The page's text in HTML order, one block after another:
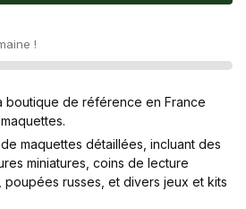
!
boutique de référence en France
maquettes détaillées, incluant des
miniatures, coins de lecture
poupées russes, et divers jeux et kits